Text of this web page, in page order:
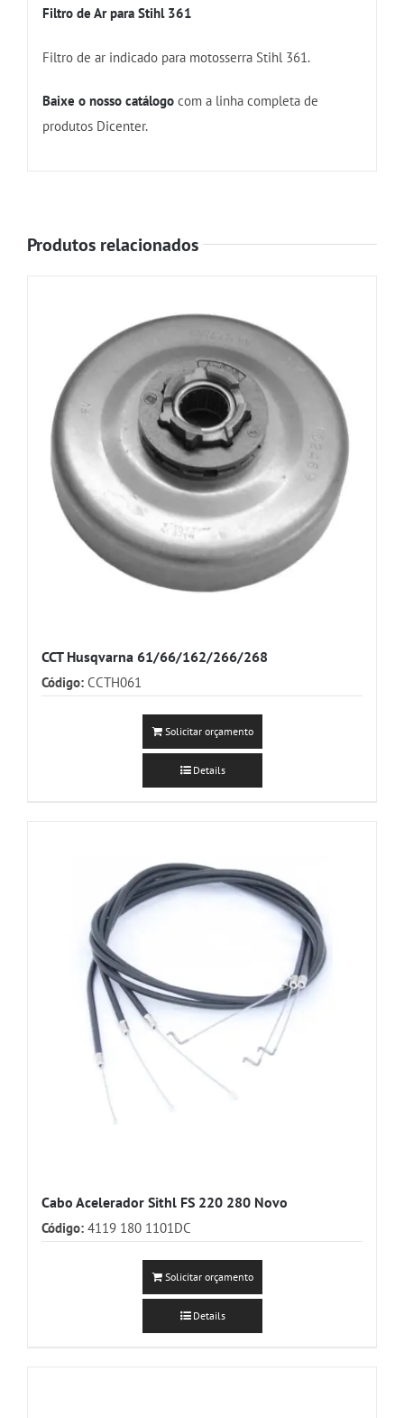
Filtro de Ar para Stihl 361
Filtro de ar indicado para motosserra Stihl 361.
Baixe o nosso catálogocom a linha completa de
produtos Dicenter.
Produtos relacionados
CCT Husqvarna 61/66/162/266/268
Código: CCTH061
Solicitar orçamento
Details
Cabo Acelerador Sithl FS 220 280 Novo
Código: 4119 180 1101DC
Solicitar orçamento
Details